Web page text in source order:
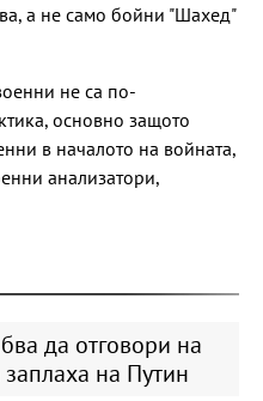
а не само бойни "Шахед"
не са по-
основно защото
в началото на войната,
анализатори,
да отговори на
на Путин